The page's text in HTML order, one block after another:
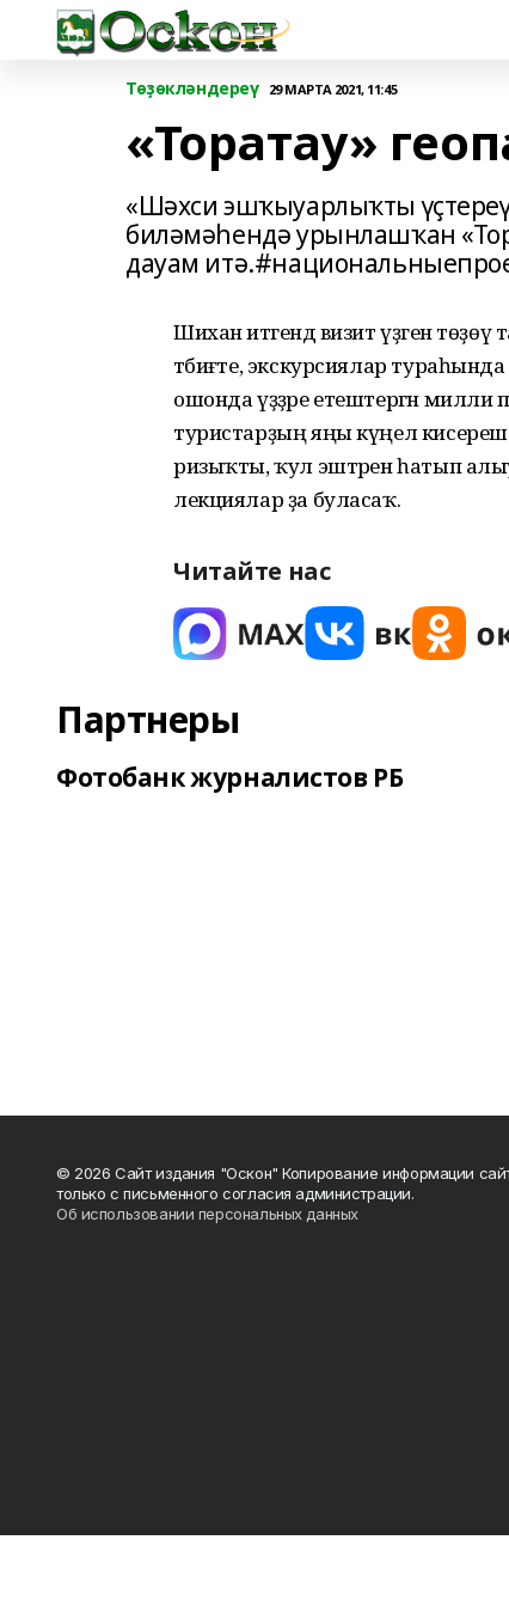
Төҙөкләндереү 29 МАРТА 2021, 11:45
«Торатау»
«Шәхси эшҡыуарлыҡты
биләмәһендә урынлашҡан
дауам
Шихан итәгендә визит үҙәген
тәбиғәте, экскурсиялар
ошонда үҙҙәре етештергән милли
туристарҙың яңы күңел
ризыҡты, ҡул эштәрен һатып
лекциялар ҙа буласаҡ.
Читайте нас
Партнеры
Фотобанк журналистов РБ
© 2026 Сайт издания "Оскон" Копирование информации
только с письменного согласия администрации.
Об использовании персональных данных